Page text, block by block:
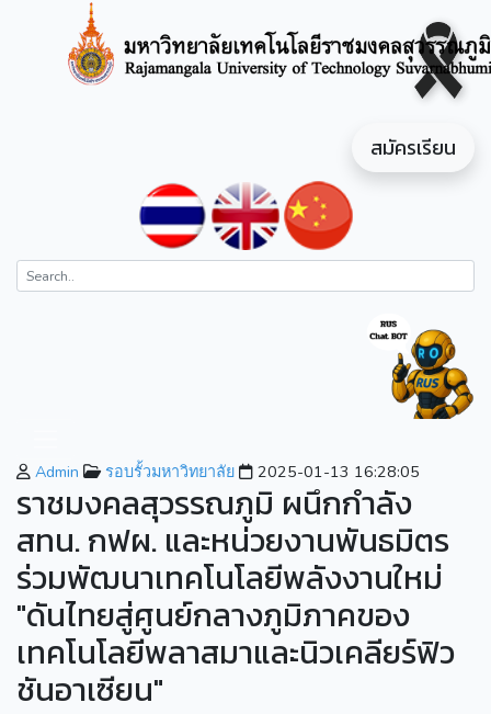
สมัครเรียน
Admin รอบรั้วมหาวิทยาลัย 2025-01-13 16:28:05
ราชมงคลสุวรรณภูมิ ผนึกกำลัง
สทน. กฟผ. และหน่วยงานพันธมิตร
ร่วมพัฒนาเทคโนโลยีพลังงานใหม่
"ดันไทยสู่ศูนย์กลางภูมิภาคของ
เทคโนโลยีพลาสมาและนิวเคลียร์ฟิว
ชันอาเซียน"